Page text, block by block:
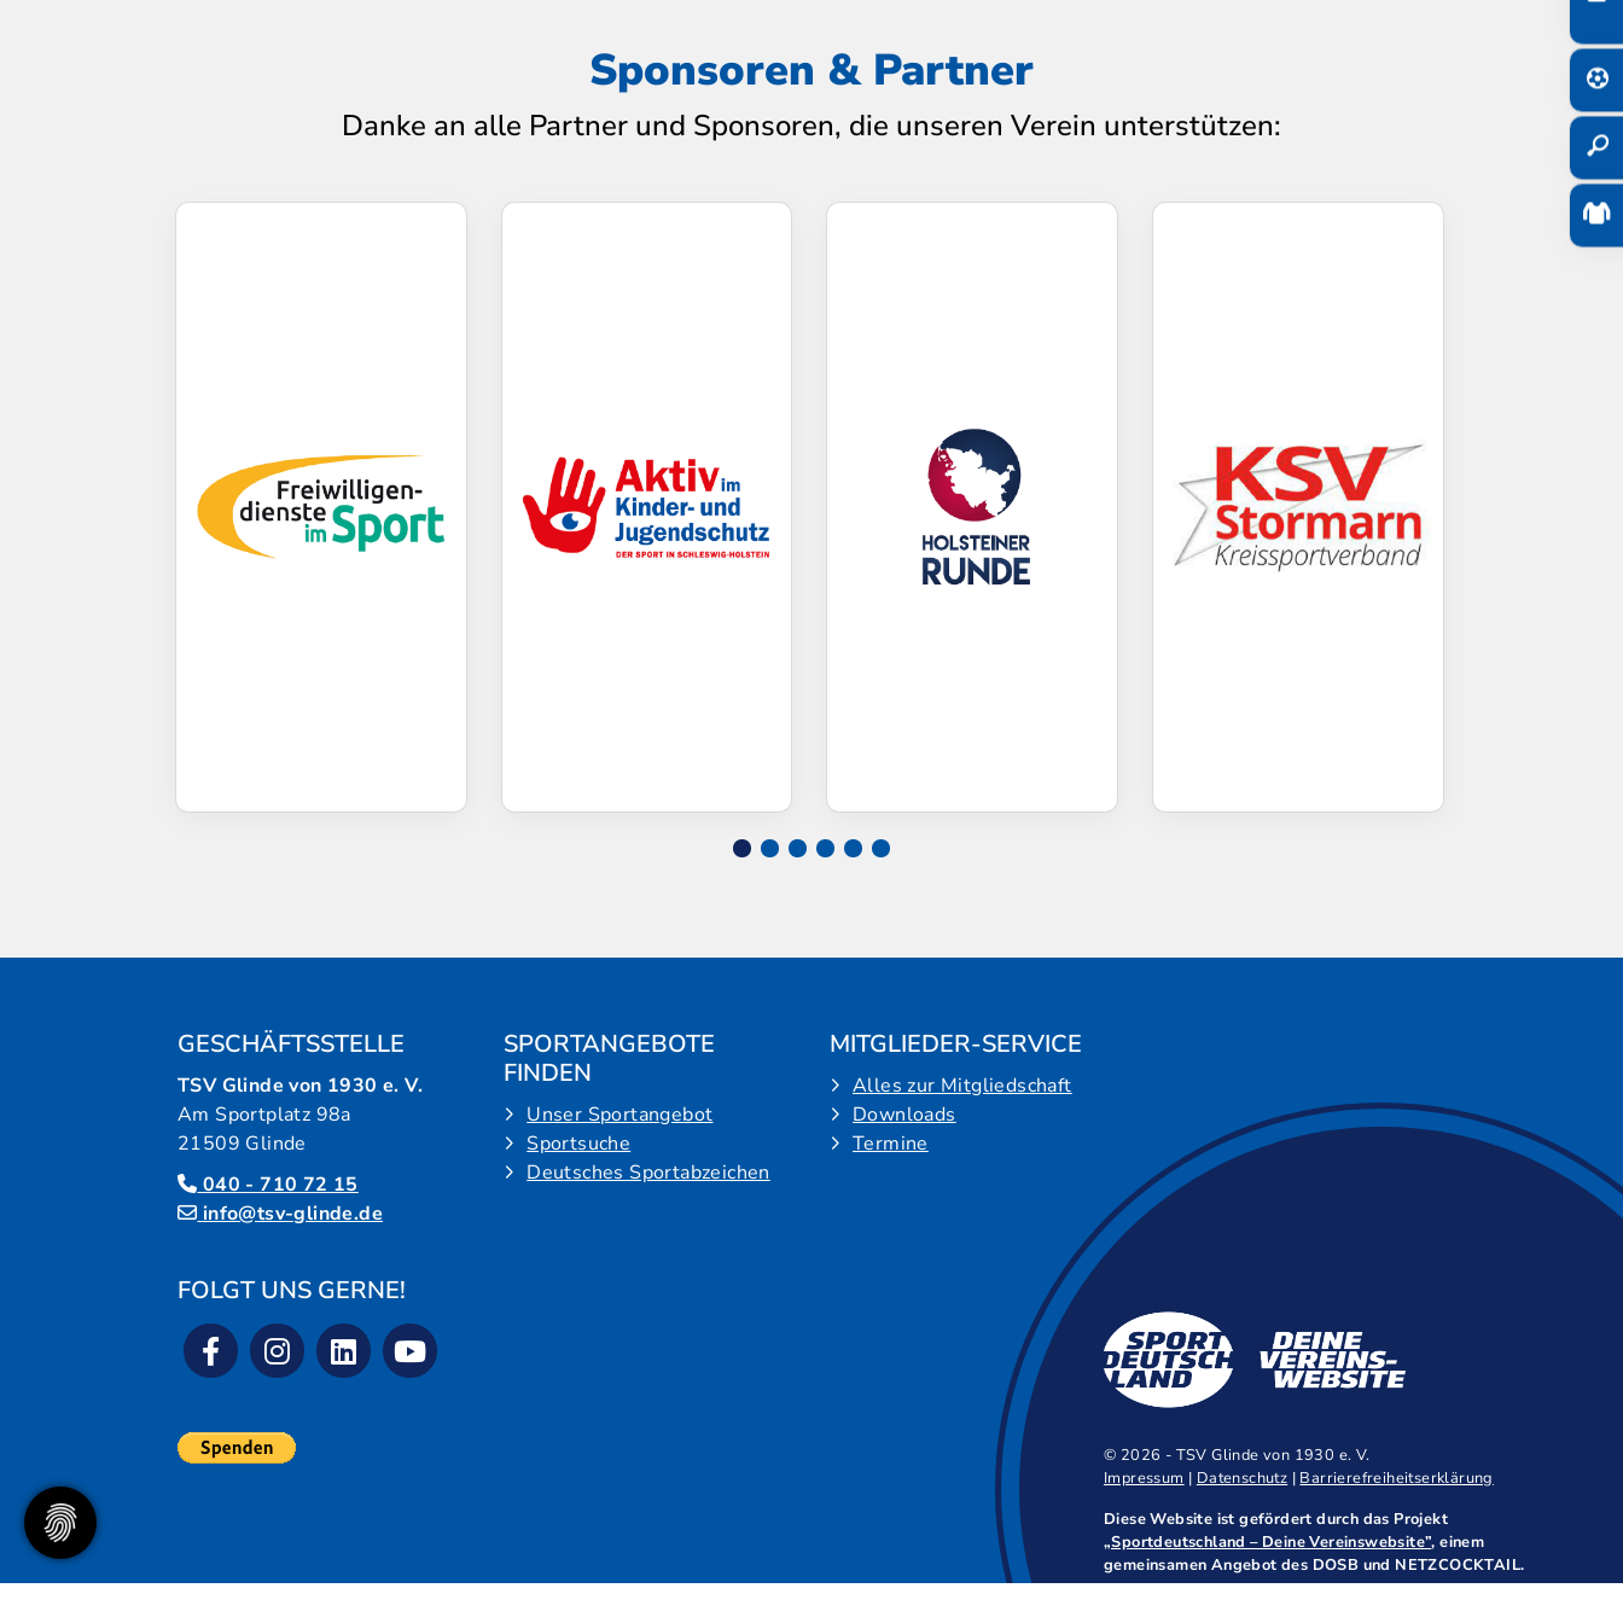
Sponsoren & Partner
Danke an alle Partner und Sponsoren, die unseren Verein unterstützen:
GESCHÄFTSSTELLE
TSV Glinde von 1930 e. V.
Am Sportplatz 98a
21509 Glinde
040 - 710 72 15
info@tsv-glinde.de
SPORTANGEBOTE
FINDEN
Unser Sportangebot
Sportsuche
Deutsches Sportabzeichen
MITGLIEDER-SERVICE
Alles zur Mitgliedschaft
Downloads
Termine
FOLGT UNS GERNE!
© 2026 - TSV Glinde von 1930 e. V.
Impressum | Datenschutz | Barrierefreiheitserklärung
Diese Website ist gefördert durch das Projekt
„Sportdeutschland – Deine Vereinswebsite”, einem
gemeinsamen Angebot des DOSB und NETZCOCKTAIL.